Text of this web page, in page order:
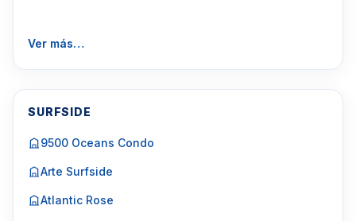
Ver más…
SURFSIDE
9500 Oceans Condo
Arte Surfside
Atlantic Rose